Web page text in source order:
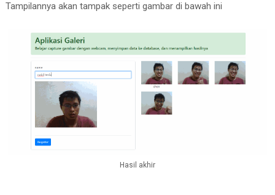
Tampilannya akan tampak seperti gambar di bawah ini
Hasil akhir